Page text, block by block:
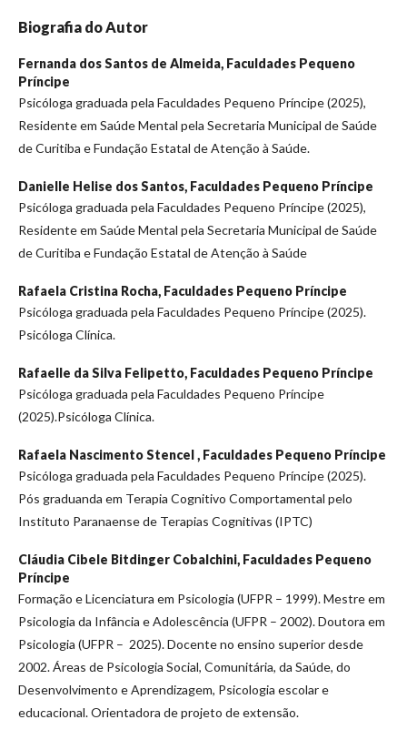
Biografia do Autor
Fernanda dos Santos de Almeida, Faculdades Pequeno
Príncipe
Psicóloga graduada pela Faculdades Pequeno Príncipe (2025),
Residente em Saúde Mental pela Secretaria Municipal de Saúde
de Curitiba e Fundação Estatal de Atenção à Saúde.
Danielle Helise dos Santos, Faculdades Pequeno Príncipe
Psicóloga graduada pela Faculdades Pequeno Príncipe (2025),
Residente em Saúde Mental pela Secretaria Municipal de Saúde
de Curitiba e Fundação Estatal de Atenção à Saúde
Rafaela Cristina Rocha, Faculdades Pequeno Príncipe
Psicóloga graduada pela Faculdades Pequeno Príncipe (2025).
Psicóloga Clínica.
Rafaelle da Silva Felipetto, Faculdades Pequeno Príncipe
Psicóloga graduada pela Faculdades Pequeno Príncipe
(2025).Psicóloga Clínica.
Rafaela Nascimento Stencel , Faculdades Pequeno Príncipe
Psicóloga graduada pela Faculdades Pequeno Príncipe (2025).
Pós graduanda em Terapia Cognitivo Comportamental pelo
Instituto Paranaense de Terapias Cognitivas (IPTC)
Cláudia Cibele Bitdinger Cobalchini, Faculdades Pequeno
Príncipe
Formação e Licenciatura em Psicologia (UFPR – 1999). Mestre em
Psicologia da Infância e Adolescência (UFPR – 2002). Doutora em
Psicologia (UFPR – 2025). Docente no ensino superior desde
2002. Áreas de Psicologia Social, Comunitária, da Saúde, do
Desenvolvimento e Aprendizagem, Psicologia escolar e
educacional. Orientadora de projeto de extensão.